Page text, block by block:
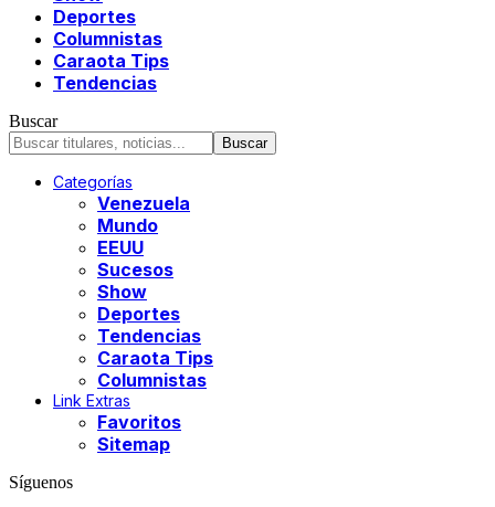
Deportes
Columnistas
Caraota Tips
Tendencias
Buscar
Categorías
Venezuela
Mundo
EEUU
Sucesos
Show
Deportes
Tendencias
Caraota Tips
Columnistas
Link Extras
Favoritos
Sitemap
Síguenos